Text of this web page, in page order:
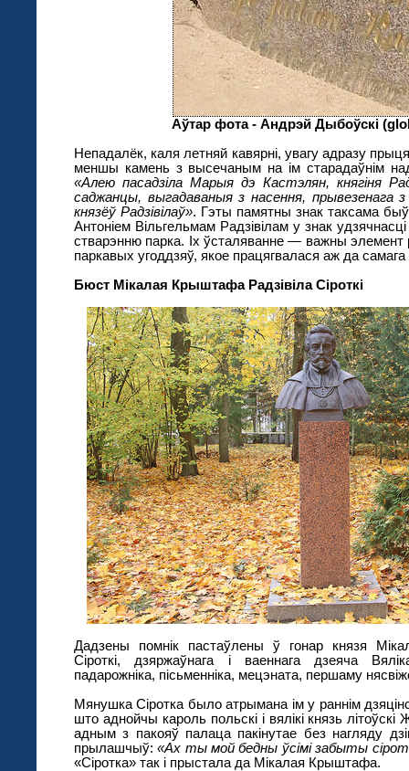
Аўтар фота - Андрэй Дыбоўскі
Непадалёк, каля летняй кавярні, увагу адразу
меншы камень з высечаным на ім старадаўнім
«Алею пасадзіла Марыя дэ Кастэлян, княгіня
саджанцы, выгадаваныя з насення, прывезенага з
князёў Радзівілаў». Гэты памятны знак таксама
Антоніем Вільгельмам Радзівілам у знак
стварэнню парка. Іх ўсталяванне — важны элемент
паркавых угоддзяў, якое працягвалася аж да самага
Бюст Мікалая Крыштафа Радзівіла Сіроткі
Дадзены помнік пастаўлены ў гонар князя
Сіроткі, дзяржаўнага і ваеннага дзеяча
падарожніка, пісьменніка, мецэната, першаму
Мянушка Сіротка было атрымана ім у раннім
што аднойчы кароль польскі і вялікі князь
адным з пакояў палаца пакінутае без нагляду
прылашчыў:«Ах ты мой бедны ўсімі забыты
«Сіротка» так і прыстала да Мікалая Крыштафа.